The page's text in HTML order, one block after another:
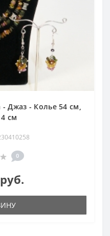
Джаз - Колье 54 см,
см
0